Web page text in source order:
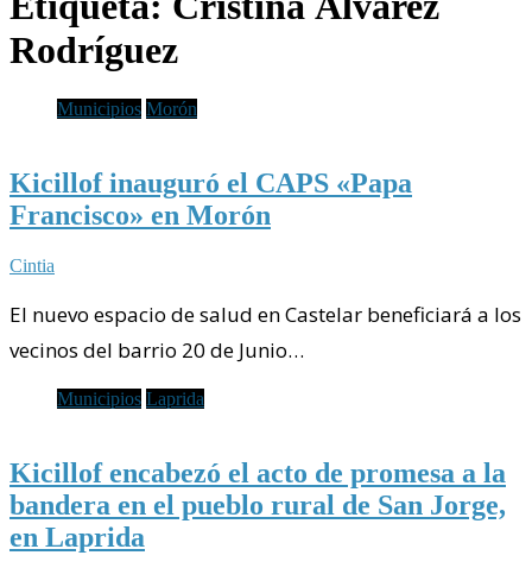
Rodríguez
Municipios Morón
Kicillof inauguró el CAPS «Papa
Francisco» en Morón
Cintia
El nuevo espacio de salud en Castelar beneficiará a los
vecinos del barrio 20 de Junio…
Municipios Laprida
Kicillof encabezó el acto de promesa a la
bandera en el pueblo rural de San Jorge,
en Laprida